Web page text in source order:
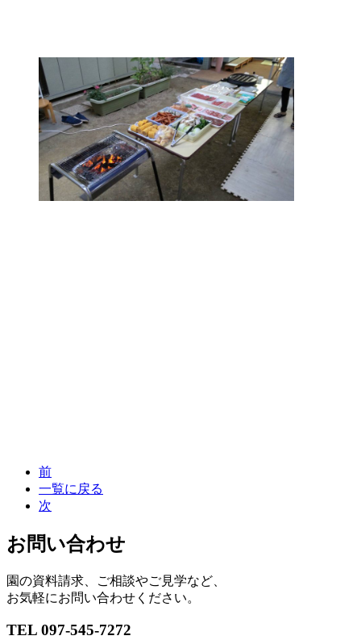
前
一覧に戻る
次
お問い合わせ
園の資料請求、ご相談やご⾒学など、
お気軽にお問い合わせください。
TEL 097-545-7272